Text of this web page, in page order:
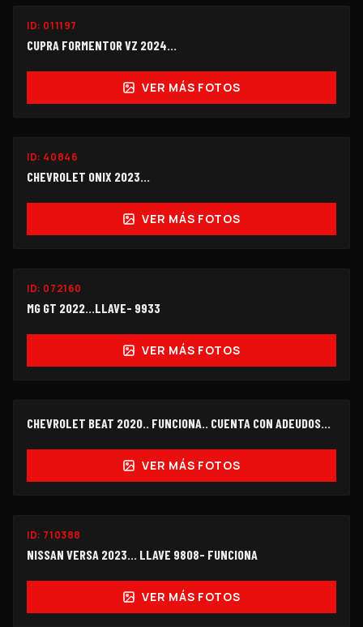
ID: 011197
CUPRA FORMENTOR VZ 2024...
VER MÁS FOTOS
ID: 40846
CHEVROLET ONIX 2023...
VER MÁS FOTOS
ID: 072160
MG GT 2022...LLAVE- 9933
VER MÁS FOTOS
$115,000
OFERTA
CHEVROLET BEAT 2020.. FUNCIONA.. CUENTA CON ADEUDOS...
VER MÁS FOTOS
ID: 710388
NISSAN VERSA 2023... LLAVE 9808- FUNCIONA
VER MÁS FOTOS